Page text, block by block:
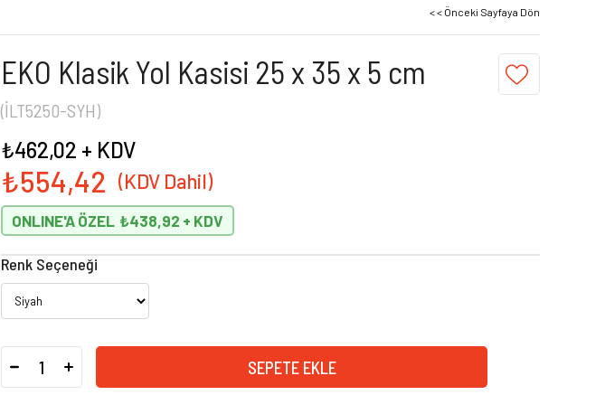
< < Önceki Sayfaya Dön
EKO Klasik Yol Kasisi 25 x 35 x 5 cm
(İLT5250-SYH)
₺554,42
₺462,02 + KDV
ONLINE'A ÖZEL ₺438,92
Renk Seçeneği